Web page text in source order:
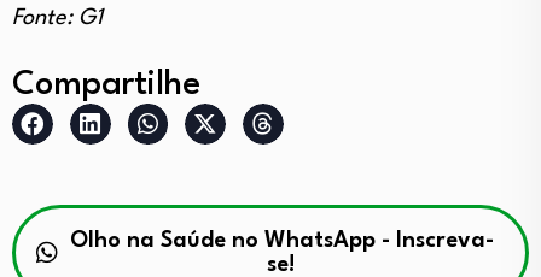
Fonte: G1
Compartilhe
Olho na Saúde no WhatsApp - Inscreva-
se!